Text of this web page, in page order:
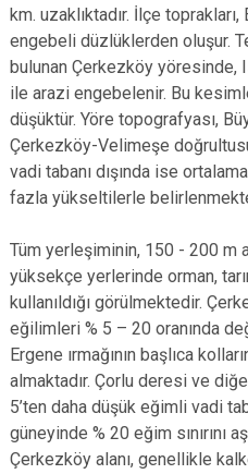
Muratlı
km. uzaklıktadır. İlçe
engebeli düzlüklerden oluşur.
bulunan Çerkezköy yöresinde,
ile arazi engebelenir. Bu
düşüktür. Yöre topografyası,
Çerkezköy-Velimeşe
vadi tabanı dışında ise
fazla yükseltilerle
Tüm yerleşiminin, 150 - 200 m
yüksekçe yerlerinde orman,
kullanıldığı görülmektedir.
eğilimleri % 5 – 20 oranında
Ergene ırmağının başlıca
almaktadır. Çorlu deresi ve
5’ten daha düşük eğimli vadi
güneyinde % 20 eğim sınırını
Çerkezköy alanı, genellikle